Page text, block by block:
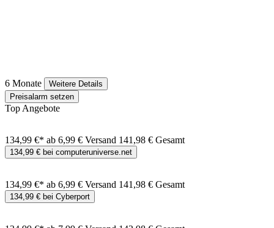
6 Monate
Weitere Details
Preisalarm setzen
Top Angebote
134,99 €* ab 6,99 € Versand 141,98 € Gesamt
134,99 € bei computeruniverse.net
134,99 €* ab 6,99 € Versand 141,98 € Gesamt
134,99 € bei Cyberport